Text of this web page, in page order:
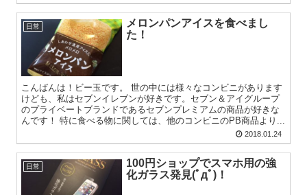
日常
メロンパンアイスを食べまし
た！
こんばんは！ビー玉です。 世の中には様々なコンビニがあります
けども、私はセブンイレブンが好きです。セブン＆アイグループ
のプライベートブランドであるセブンプレミアムの商品が好きな
んです！ 特に食べる物に関しては、他のコンビニのPB商品より...
2018.01.24
日常
100円ショップでスマホ用の強
化ガラス発見(ﾟдﾟ)！